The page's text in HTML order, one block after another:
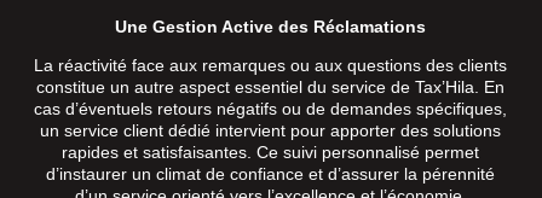
Une Gestion Active des Réclamations
La réactivité face aux remarques ou aux questions des clients
constitue un autre aspect essentiel du service de Tax’Hila. En
cas d’éventuels retours négatifs ou de demandes spécifiques,
un service client dédié intervient pour apporter des solutions
rapides et satisfaisantes. Ce suivi personnalisé permet
d’instaurer un climat de confiance et d’assurer la pérennité